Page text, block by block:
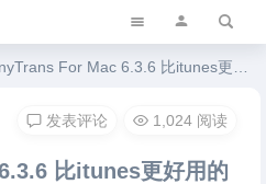
For Mac 6.3.6 比itunes更好用的手机助手
比itunes更好用的
发表评论 1,024 阅读